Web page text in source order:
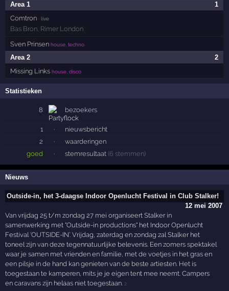
1
Area 1
Comtron · live
Bas Bron, Rimer London
Sven Prinsen house, techno
2
Area 2
Missing Links house, disco
Statistieken
8 bezoekers
1 ·
nieuwsbericht
2
·
waarderingen
goed
· stemresultaat (6 stemmen)
Nieuws
Outside-in, het 3-daagse Indoor Openlucht Festival in Club Stalker!
12 mei 2007
Van vrijdag 25 t/m zondag 27 mei organiseert Stalker in
samenwerking met "Outside-in productions" het Indoor Openlucht
Festival ‘OUTSIDE-IN’. Vrijdag, zaterdag en zondag zal Stalker het
toneel zijn van deze tegennatuurlijke belevenis. Een zomers spektakel
waar je samen met vrienden en familie, met de voetjes in het gras en
een pilsje in de hand kan genieten van de beste artiesten. Het is
toegestaan te kamperen, mits je je eigen tent mee neemt. Campers
en caravans zijn helaas niet toegestaan.2